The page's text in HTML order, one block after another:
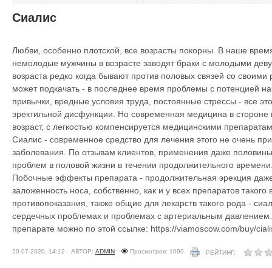
Сиалис
Любви, особенно плотской, все возрасты покорны. В наше
немолодые мужчины в возрасте заводят браки с молодыми
возраста редко когда бывают против половых связей со
может подкачать - в последнее время проблемы с потенцией
привычки, вредные условия труда, постоянные стрессы - все
эректильной дисфункции. Но современная медицина в стороне
возраст, с легкостью компенсируется медицинскими
Сиалис - современное средство для лечения этого не очень
заболевания. По отзывам клиентов, применения даже половины
проблем в половой жизни в течении продолжительного
Побочные эффекты препарата - продолжительная эрекция
заложенность носа, собственно, как и у всех препаратов
противопоказания, также общие для лекарств такого рода -
сердечных проблемах и проблемах с артериальным
препарате можно по этой ссылке: https://viamoscow.com/buy/
20-07-2020, 14:12 АВТОР: ADMIN Просмотров: 1090 РЕЙТИНГ: